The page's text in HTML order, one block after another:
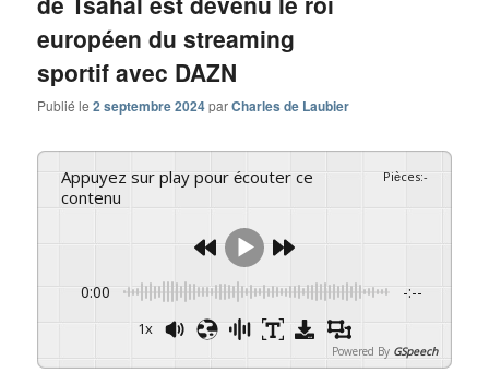
européen du streaming
sportif avec DAZN
Publié le2 septembre 2024parCharles de Laubier
Appuyez sur play pour écouter ce
contenu
Pièces:-
0:00 -:--
1x
Powered By GSpeech